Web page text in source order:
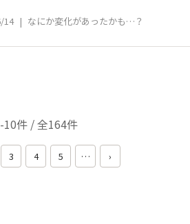
14 | なにか変化があったかも…？
10件 / 全164件
3 4 5 … ›